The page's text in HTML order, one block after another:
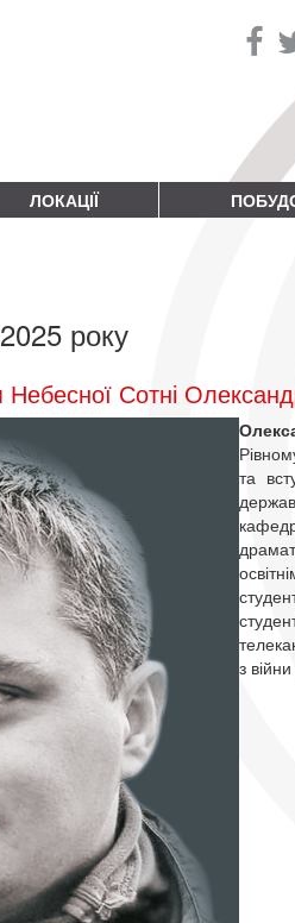
ЛОКАЦІЇ
року
Сотні
та
з